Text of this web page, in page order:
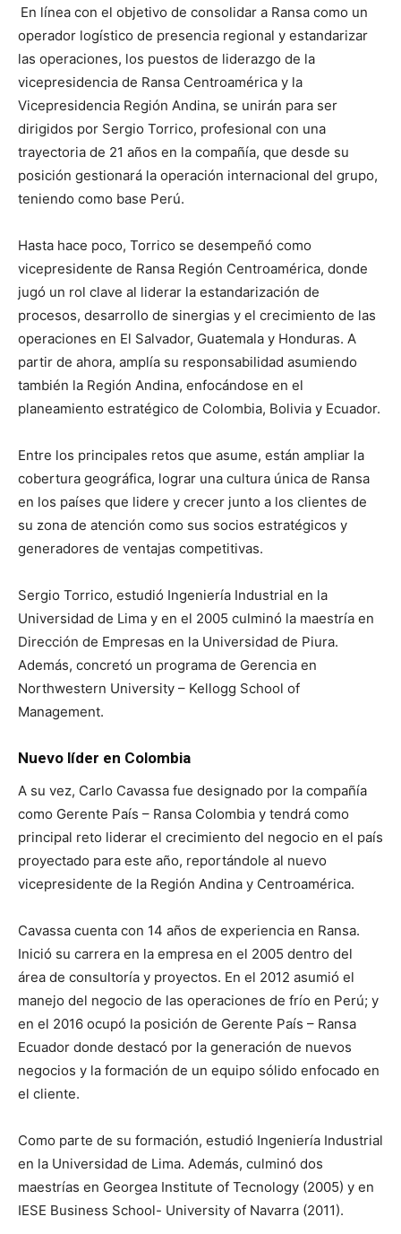
En línea con el objetivo de consolidar a Ransa como un
operador logístico de presencia regional y estandarizar
las operaciones, los puestos de liderazgo de la
vicepresidencia de Ransa Centroamérica y la
Vicepresidencia Región Andina, se unirán para ser
dirigidos por Sergio Torrico, profesional con una
trayectoria de 21 años en la compañía, que desde su
posición gestionará la operación internacional del grupo,
teniendo como base Perú.
Hasta hace poco, Torrico se desempeñó como
vicepresidente de Ransa Región Centroamérica, donde
jugó un rol clave al liderar la estandarización de
procesos, desarrollo de sinergias y el crecimiento de las
operaciones en El Salvador, Guatemala y Honduras. A
partir de ahora, amplía su responsabilidad asumiendo
también la Región Andina, enfocándose en el
planeamiento estratégico de Colombia, Bolivia y Ecuador.
Entre los principales retos que asume, están ampliar la
cobertura geográfica, lograr una cultura única de Ransa
en los países que lidere y crecer junto a los clientes de
su zona de atención como sus socios estratégicos y
generadores de ventajas competitivas.
Sergio Torrico, estudió Ingeniería Industrial en la
Universidad de Lima y en el 2005 culminó la maestría en
Dirección de Empresas en la Universidad de Piura.
Además, concretó un programa de Gerencia en
Northwestern University – Kellogg School of
Management.
Nuevo líder en Colombia
A su vez, Carlo Cavassa fue designado por la compañía
como Gerente País – Ransa Colombia y tendrá como
principal reto liderar el crecimiento del negocio en el país
proyectado para este año, reportándole al nuevo
vicepresidente de la Región Andina y Centroamérica.
Cavassa cuenta con 14 años de experiencia en Ransa.
Inició su carrera en la empresa en el 2005 dentro del
área de consultoría y proyectos. En el 2012 asumió el
manejo del negocio de las operaciones de frío en Perú; y
en el 2016 ocupó la posición de Gerente País – Ransa
Ecuador donde destacó por la generación de nuevos
negocios y la formación de un equipo sólido enfocado en
el cliente.
Como parte de su formación, estudió Ingeniería Industrial
en la Universidad de Lima. Además, culminó dos
maestrías en Georgea Institute of Tecnology (2005) y en
IESE Business School- University of Navarra (2011).